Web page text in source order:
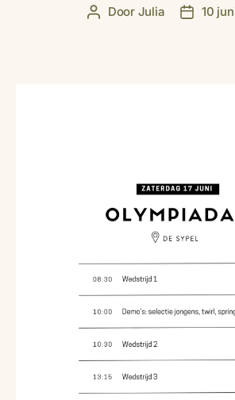
Berichtauteur
Door Julia 10